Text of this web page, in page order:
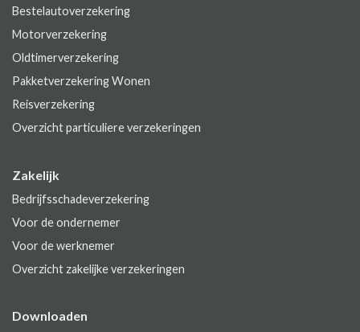
Bestelautoverzekering
Motorverzekering
Oldtimerverzekering
Pakketverzekering Wonen
Reisverzekering
Overzicht particuliere verzekeringen
Zakelijk
Bedrijfsschadeverzekering
Voor de ondernemer
Voor de werknemer
Overzicht zakelijke verzekeringen
Downloaden